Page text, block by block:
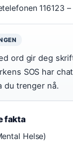
116123
ord gir deg
SOS har
du trenger nå.
fakta
Helse)